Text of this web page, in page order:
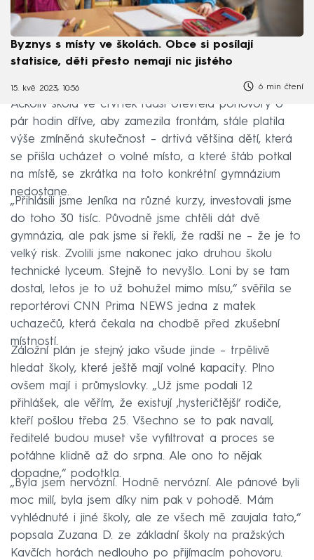
Byznys s místy ve školách. Obce si posílají
statisíce, děti přesto nemají nic jistého
15. kvě 2023, 10:56 6 min čtení
Ačkoliv škola ve čtvrtek radši otevřela pohovory o
pár hodin dříve, aby zamezila frontám, stále platila
výše zmíněná skutečnost – drtivá většina dětí, která
se přišla ucházet o volné místo, a které štáb potkal
na místě, se zkrátka na toto konkrétní gymnázium
nedostane.
„Přihlásili jsme Jeníka na různé kurzy, investovali jsme
do toho 30 tisíc. Původně jsme chtěli dát dvě
gymnázia, ale pak jsme si řekli, že radši ne – že je to
velký risk. Zvolili jsme nakonec jako druhou školu
technické lyceum. Stejně to nevyšlo. Loni by se tam
dostal, letos je to už bohužel mimo mísu,“ svěřila se
reportérovi CNN Prima NEWS jedna z matek
uchazečů, která čekala na chodbě před zkušební
místností.
Záložní plán je stejný jako všude jinde – trpělivě
hledat školy, které ještě mají volné kapacity. Plno
ovšem mají i průmyslovky. „Už jsme podali 12
přihlášek, ale věřím, že existují ‚hysteričtější‘ rodiče,
kteří pošlou třeba 25. Všechno se to pak navalí,
ředitelé budou muset vše vyfiltrovat a proces se
potáhne klidně až do srpna. Ale ono to nějak
dopadne,“ podotkla.
„Byla jsem nervózní. Hodně nervózní. Ale pánové byli
moc milí, byla jsem díky nim pak v pohodě. Mám
vyhlédnuté i jiné školy, ale ze všech mě zaujala tato,“
popsala Zuzana D. ze základní školy na pražských
Kavčích horách nedlouho po přijímacím pohovoru.